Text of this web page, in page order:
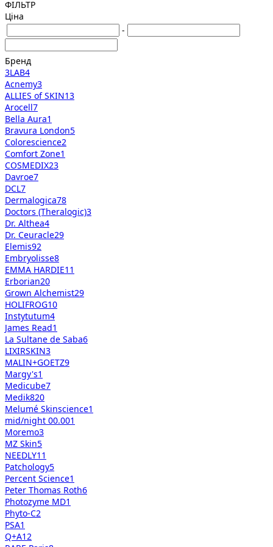
ФІЛЬТР
Ціна
-
Бренд
3LAB4
Acnemy3
ALLIES of SKIN13
Arocell7
Bella Aura1
Bravura London5
Colorescience2
Comfort Zone1
COSMEDIX23
Davroe7
DCL7
Dermalogica78
Doctors (Theralogic)3
Dr. Althea4
Dr. Ceuracle29
Elemis92
Embryolisse8
EMMA HARDIE11
Erborian20
Grown Alchemist29
HOLIFROG10
Instytutum4
James Read1
La Sultane de Saba6
LIXIRSKIN3
MALIN+GOETZ9
Margy's1
Medicube7
Medik820
Melumé Skinscience1
mid/night 00.001
Moremo3
MZ Skin5
NEEDLY11
Patchology5
Percent Science1
Peter Thomas Roth6
Photozyme MD1
Phyto-C2
PSA1
Q+A12